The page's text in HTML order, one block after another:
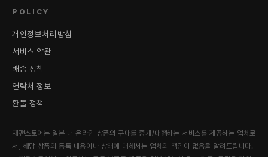
POLICY
개인정보처리방침
서비스 약관
배송 정책
연락처 정보
환불 정책
재팬스토어는 일본 내 온라인 상품의 구매를 중개/대행하는 서비스를 제공하는 업체로
서, 해당 상품의 등록 내용이나 상태에 대해서는 업체의 책임이 없음을 알려드립니다.